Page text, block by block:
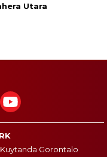
Utara
Kuytanda Gorontalo